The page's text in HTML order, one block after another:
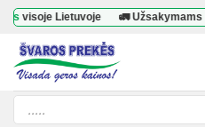
Skip
content
Lietuvoje 🚛 Užsakymams nuo39
Products
search